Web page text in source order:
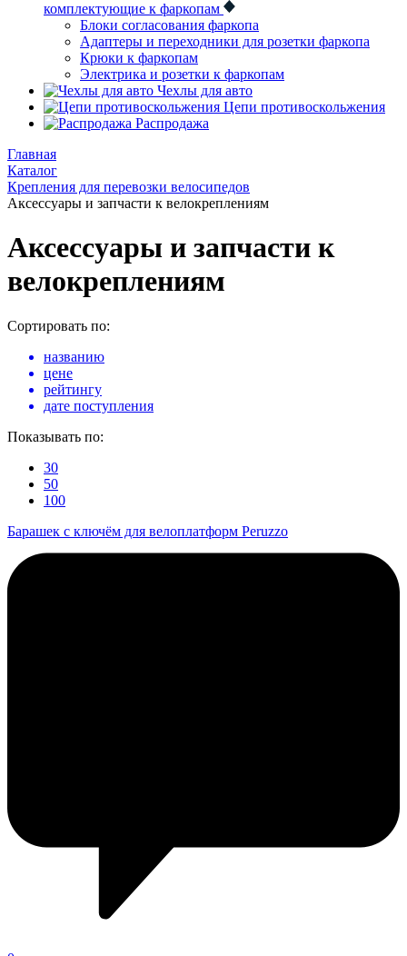
комплектующие к фаркопам
Блоки согласования фаркопа
Адаптеры и переходники для розетки фаркопа
Крюки к фаркопам
Электрика и розетки к фаркопам
Чехлы для авто
Цепи противоскольжения
Распродажа
Главная
Каталог
Крепления для перевозки велосипедов
Аксессуары и запчасти к велокреплениям
Аксессуары и запчасти к
велокреплениям
Сортировать по:
названию
цене
рейтингу
дате поступления
Показывать по:
30
50
100
Барашек с ключём для велоплатформ Peruzzo